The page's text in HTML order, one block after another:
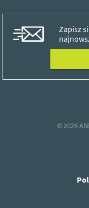
Zapisz
© 2026